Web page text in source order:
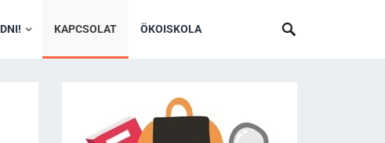
KAPCSOLAT ÖKOISKOLA